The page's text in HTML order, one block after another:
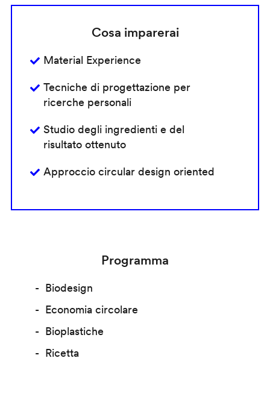
Cosa imparerai
Material Experience
Tecniche di progettazione per
ricerche personali
Studio degli ingredienti e del
risultato ottenuto
Approccio circular design oriented
Programma
Biodesign
Economia circolare
Bioplastiche
Ricetta